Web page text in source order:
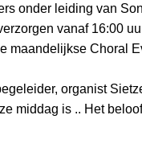
onder leiding van
vanaf 16:00
maandelijkse Choral
organist
middag is .. Het